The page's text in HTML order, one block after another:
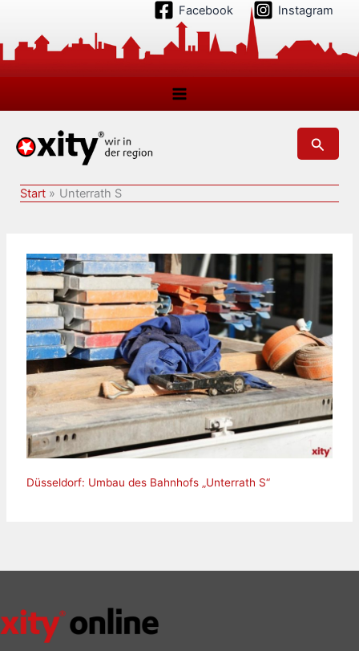
springen
Facebook Instagram
Suchen
Start Unterrath S
Düsseldorf: Umbau des Bahnhofs „Unterrath S“